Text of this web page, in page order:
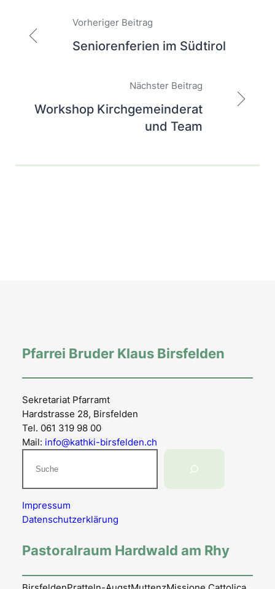
Beitragsnavigation
Vorheriger Beitrag
Seniorenferien im Südtirol
Nächster Beitrag
Workshop Kirchgemeinderat
und Team
Pfarrei Bruder Klaus Birsfelden
Sekretariat Pfarramt
Hardstrasse 28, Birsfelden
Tel. 061 319 98 00
Mail: info@kathki-birsfelden.ch
Impressum
Datenschutzerklärung
Pastoralraum Hardwald am Rhy